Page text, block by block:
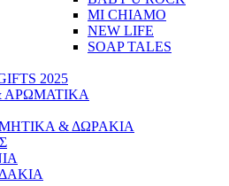
MI CHIAMO
NEW LIFE
SOAP TALES
2025
ΑΡΩΜΑΤΙΚΑ
& ΔΩΡΑΚΙΑ